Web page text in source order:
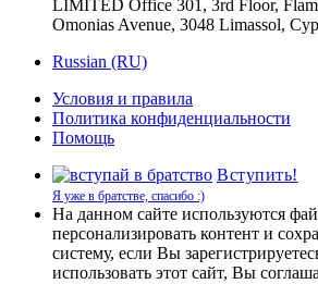
LIMITED Office 301, 3rd Floor,
Omonias Avenue, 3048 Limassol,
Russian (RU)
Условия и правила
Политика конфиденциальности
Помощь
Вступить!
Я уже в братстве, спасибо :)
На данном сайте используются
персонализировать контент и
систему, если Вы
использовать этот сайт, Вы